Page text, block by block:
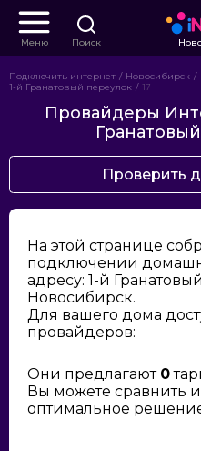
Меню Поиск
Подключить интернет Новосибирск
1-й Гранатовый переулок
17
Провайдеры
Проверить
На этой странице
подключении
адресу: 1-й
Новосибирск.
Для вашего дома
провайдеров:
Они предлагают 0
Вы можете сравнить
оптимальное